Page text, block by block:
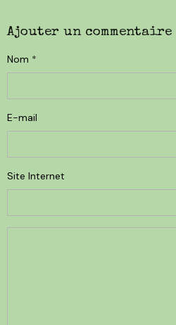
Ajouter un commentaire
Nom
E-mail
Site Internet